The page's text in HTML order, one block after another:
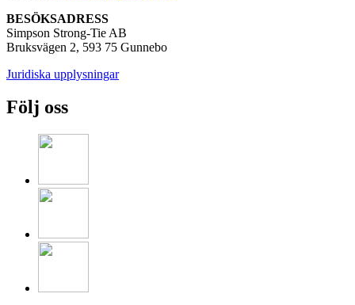
BESÖKSADRESS
Simpson Strong-Tie AB
Bruksvägen 2, 593 75 Gunnebo
Juridiska upplysningar
Följ oss